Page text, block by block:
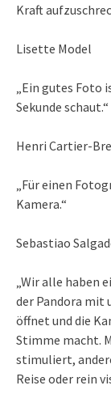
Kraft
Lisette Model
„Ein gutes Foto
Sekunde schaut.“
Henri Cartier-
„Für einen
Kamera.“
Sebastiao
„Wir alle haben
der Pandora mit
öffnet und die
Stimme macht.
stimuliert,
Reise oder rein